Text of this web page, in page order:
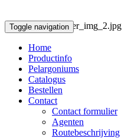
Toggle navigation
Home
Productinfo
Pelargoniums
Catalogus
Bestellen
Contact
Contact formulier
Agenten
Routebeschrijving